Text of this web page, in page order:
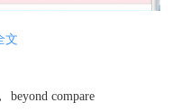
文
， beyond compare